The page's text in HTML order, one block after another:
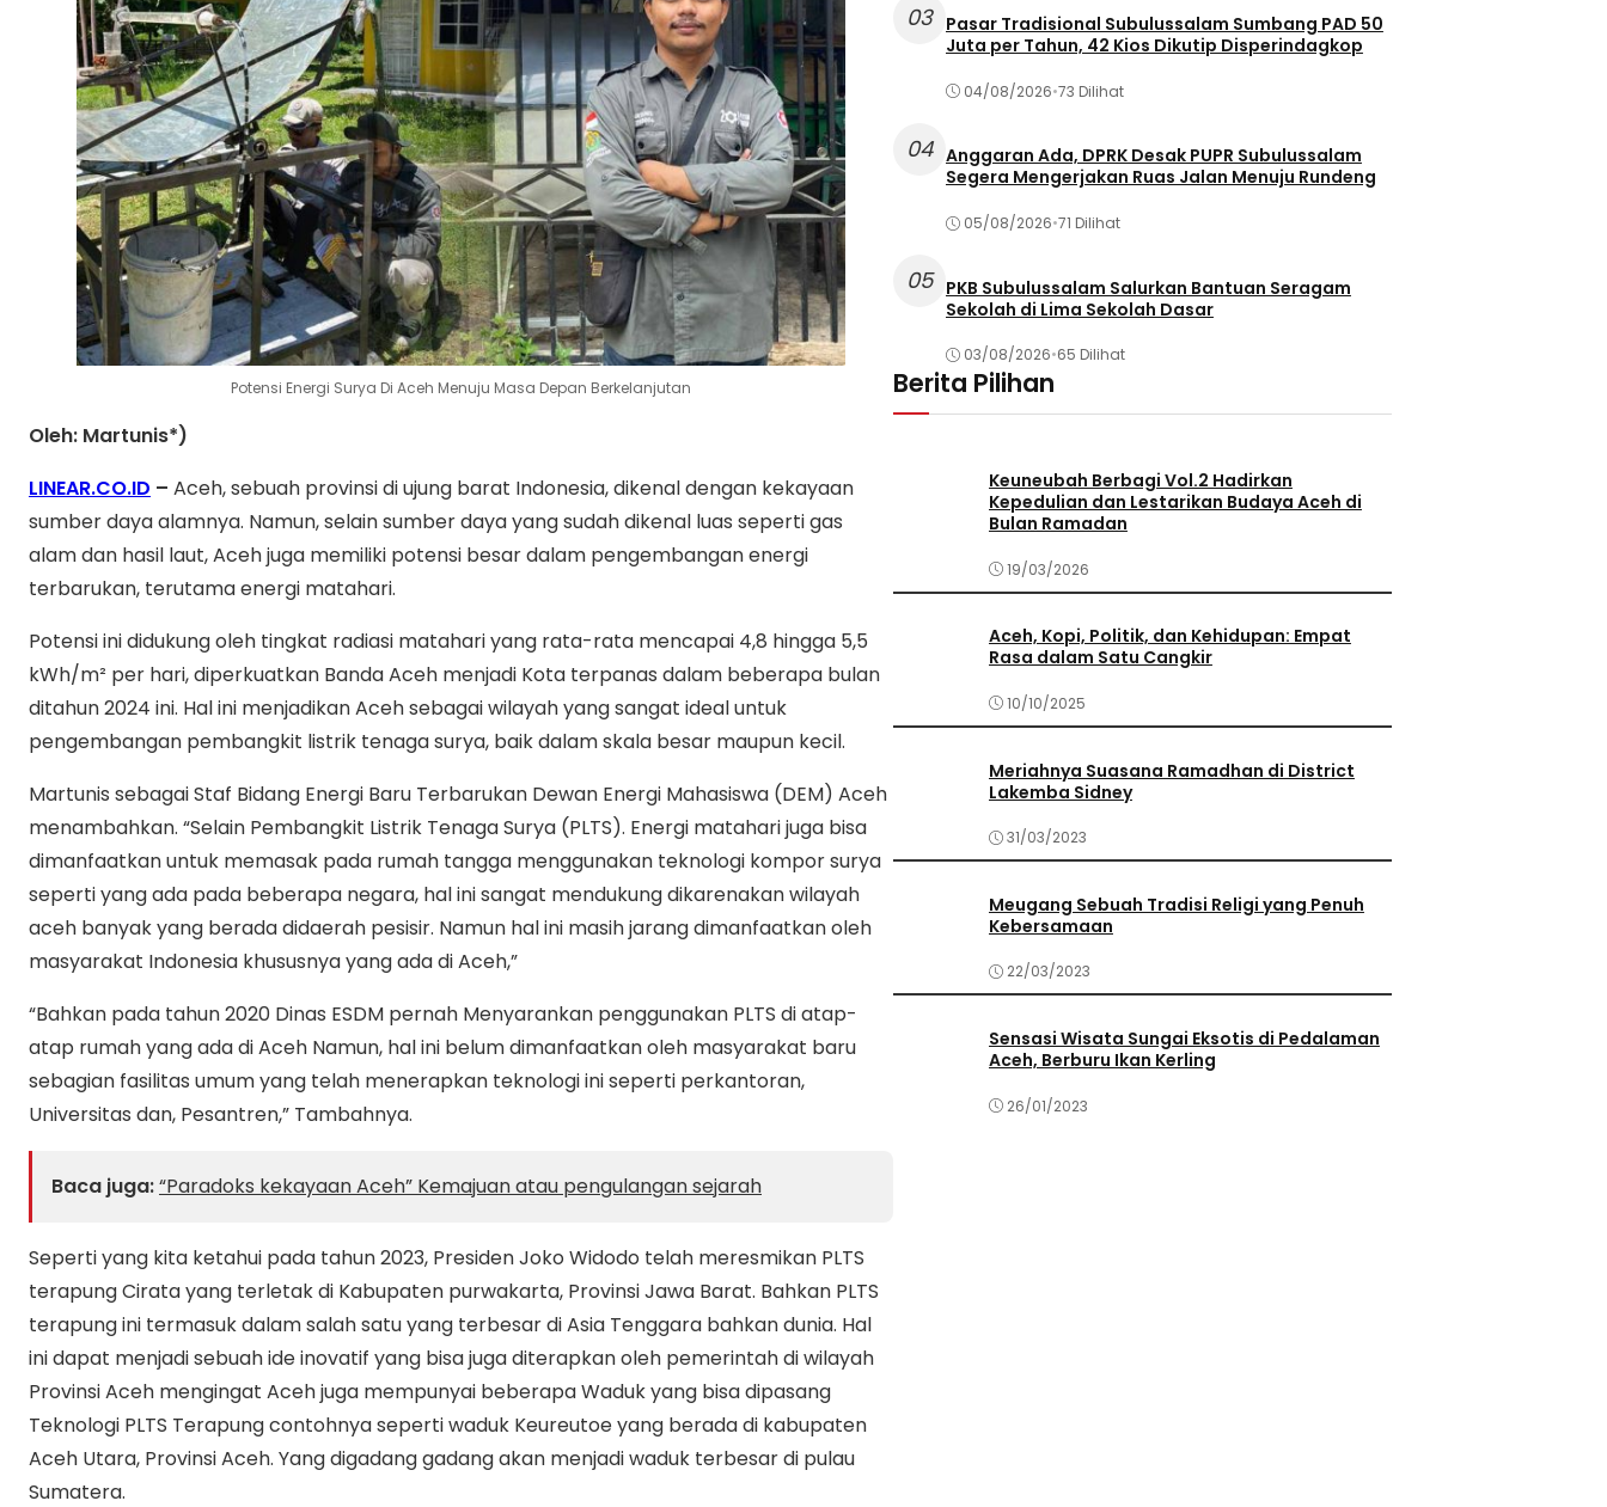
Potensi Energi Surya Di Aceh Menuju Masa Depan Berkelanjutan
Oleh: Martunis*)
LINEAR.CO.ID – Aceh, sebuah provinsi di ujung barat Indonesia, dikenal dengan kekayaan
sumber daya alamnya. Namun, selain sumber daya yang sudah dikenal luas seperti gas
alam dan hasil laut, Aceh juga memiliki potensi besar dalam pengembangan energi
terbarukan, terutama energi matahari.
Potensi ini didukung oleh tingkat radiasi matahari yang rata-rata mencapai 4,8 hingga 5,5
kWh/m² per hari, diperkuatkan Banda Aceh menjadi Kota terpanas dalam beberapa bulan
ditahun 2024 ini. Hal ini menjadikan Aceh sebagai wilayah yang sangat ideal untuk
pengembangan pembangkit listrik tenaga surya, baik dalam skala besar maupun kecil.
Martunis sebagai Staf Bidang Energi Baru Terbarukan Dewan Energi Mahasiswa (DEM) Aceh
menambahkan. “Selain Pembangkit Listrik Tenaga Surya (PLTS). Energi matahari juga bisa
dimanfaatkan untuk memasak pada rumah tangga menggunakan teknologi kompor surya
seperti yang ada pada beberapa negara, hal ini sangat mendukung dikarenakan wilayah
aceh banyak yang berada didaerah pesisir. Namun hal ini masih jarang dimanfaatkan oleh
masyarakat Indonesia khususnya yang ada di Aceh,”
“Bahkan pada tahun 2020 Dinas ESDM pernah Menyarankan penggunakan PLTS di atap-
atap rumah yang ada di Aceh Namun, hal ini belum dimanfaatkan oleh masyarakat baru
sebagian fasilitas umum yang telah menerapkan teknologi ini seperti perkantoran,
Universitas dan, Pesantren,” Tambahnya.
Baca juga:“Paradoks kekayaan Aceh” Kemajuan atau pengulangan sejarah
Seperti yang kita ketahui pada tahun 2023, Presiden Joko Widodo telah meresmikan PLTS
terapung Cirata yang terletak di Kabupaten purwakarta, Provinsi Jawa Barat. Bahkan PLTS
terapung ini termasuk dalam salah satu yang terbesar di Asia Tenggara bahkan dunia. Hal
ini dapat menjadi sebuah ide inovatif yang bisa juga diterapkan oleh pemerintah di wilayah
Provinsi Aceh mengingat Aceh juga mempunyai beberapa Waduk yang bisa dipasang
Teknologi PLTS Terapung contohnya seperti waduk Keureutoe yang berada di kabupaten
Aceh Utara, Provinsi Aceh. Yang digadang gadang akan menjadi waduk terbesar di pulau
Sumatera.
03
Pasar Tradisional Subulussalam Sumbang PAD 50
Juta per Tahun, 42 Kios Dikutip Disperindagkop
04/08/2026•73 Dilihat
04 Anggaran Ada, DPRK Desak PUPR Subulussalam
Segera Mengerjakan Ruas Jalan Menuju Rundeng
05/08/2026•71 Dilihat
05
PKB Subulussalam Salurkan Bantuan Seragam
Sekolah di Lima Sekolah Dasar
03/08/2026•65 Dilihat
Berita Pilihan
Keuneubah Berbagi Vol.2 Hadirkan
Kepedulian dan Lestarikan Budaya Aceh di
Bulan Ramadan
19/03/2026
Aceh, Kopi, Politik, dan Kehidupan: Empat
Rasa dalam Satu Cangkir
10/10/2025
Meriahnya Suasana Ramadhan di District
Lakemba Sidney
31/03/2023
Meugang Sebuah Tradisi Religi yang Penuh
Kebersamaan
22/03/2023
Sensasi Wisata Sungai Eksotis di Pedalaman
Aceh, Berburu Ikan Kerling
26/01/2023